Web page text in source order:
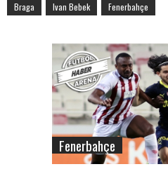
Braga Ivan Bebek Fenerbahçe
Fenerbahçe